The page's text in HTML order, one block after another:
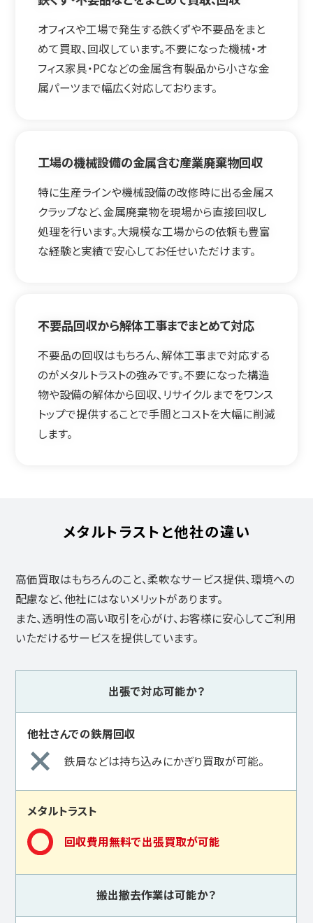
オフィスや工場で発生する鉄くずや不要品をまと
めて買取、回収しています。不要になった機械・オ
フィス家具・PCなどの金属含有製品から小さな金
属パーツまで幅広く対応しております。
工場の機械設備の金属含む産業廃棄物回収
特に生産ラインや機械設備の改修時に出る金属ス
クラップなど、金属廃棄物を現場から直接回収し
処理を行います。大規模な工場からの依頼も豊富
な経験と実績で安心してお任せいただけます。
不要品回収から解体工事までまとめて対応
不要品の回収はもちろん、解体工事まで対応する
のがメタルトラストの強みです。不要になった構造
物や設備の解体から回収、リサイクルまでをワンス
トップで提供することで手間とコストを大幅に削減
します。
メタルトラストと他社の違い
高価買取はもちろんのこと、柔軟なサービス提供、環境への
配慮など、他社にはないメリットがあります。
また、透明性の高い取引を心がけ、お客様に安心してご利用
いただけるサービスを提供しています。
出張で対応可能か？
鉄屑などは持ち込みにかぎり買取が可能。
回収費用無料で出張買取が可能
搬出撤去作業は可能か？